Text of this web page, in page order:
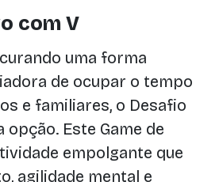
com V
uma forma
de ocupar o tempo
e familiares, o Desafio
Este Game de
empolgante que
agilidade mental e